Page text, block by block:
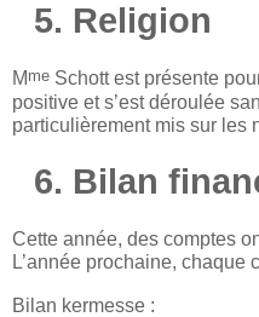
5. Religion
M me Schott est présente
positive et s’est déroulée
particulièrement mis sur les
6. Bilan
Cette année, des comptes
L’année prochaine, chaque
Bilan kermesse :